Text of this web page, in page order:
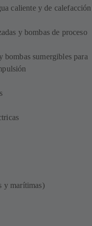
caliente y de calefacción
y bombas de proceso
bombas sumergibles para
y marítimas)